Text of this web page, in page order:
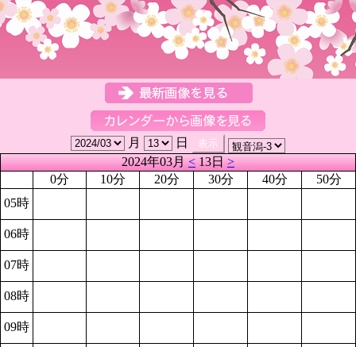
月
日
2024年03月<13日>
0分
10分 20分 30分 40分
50分
05時
06時
07時
08時
09時